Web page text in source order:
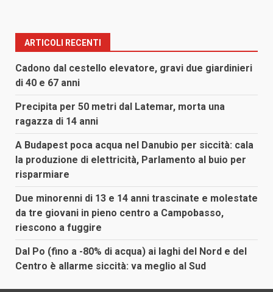
ARTICOLI RECENTI
Cadono dal cestello elevatore, gravi due giardinieri
di 40 e 67 anni
Precipita per 50 metri dal Latemar, morta una
ragazza di 14 anni
A Budapest poca acqua nel Danubio per siccità: cala
la produzione di elettricità, Parlamento al buio per
risparmiare
Due minorenni di 13 e 14 anni trascinate e molestate
da tre giovani in pieno centro a Campobasso,
riescono a fuggire
Dal Po (fino a -80% di acqua) ai laghi del Nord e del
Centro è allarme siccità: va meglio al Sud